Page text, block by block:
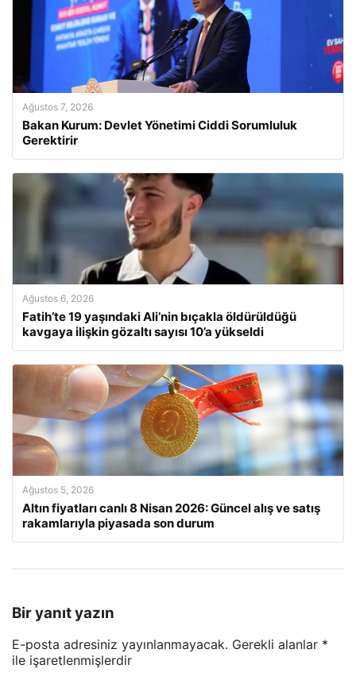
Ağustos 7, 2026
Bakan Kurum: Devlet Yönetimi Ciddi Sorumluluk
Gerektirir
Ağustos 6, 2026
Fatih’te 19 yaşındaki Ali’nin bıçakla öldürüldüğü
kavgaya ilişkin gözaltı sayısı 10’a yükseldi
Ağustos 5, 2026
Altın fiyatları canlı 8 Nisan 2026: Güncel alış ve satış
rakamlarıyla piyasada son durum
Bir yanıt yazın
E-posta adresiniz yayınlanmayacak. Gerekli alanlar *
ile işaretlenmişlerdir